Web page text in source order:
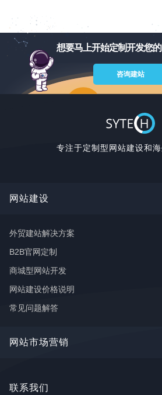
想要马上开始定制开发您
咨询建站
专注于定制型网站建设和
网站建设
外贸建站解决方案
B2B官网定制
商城型网站开发
网站建设价格说明
常见问题解答
网站市场营销
联系我们